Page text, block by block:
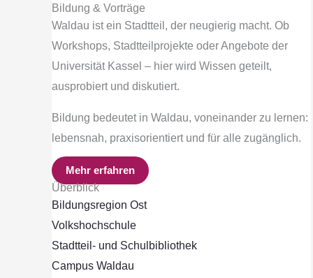
Bildung & Vorträge
Waldau ist ein Stadtteil, der neugierig macht. Ob
Workshops, Stadtteilprojekte oder Angebote der
Universität Kassel – hier wird Wissen geteilt,
ausprobiert und diskutiert.
Bildung bedeutet in Waldau, voneinander zu lernen:
lebensnah, praxisorientiert und für alle zugänglich.
Mehr erfahren
Überblick
Bildungsregion Ost
Volkshochschule
Stadtteil- und Schulbibliothek
Campus Waldau